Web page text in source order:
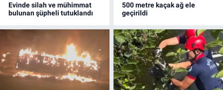
Evinde silah ve mühimmat
bulunan şüpheli tutuklandı
500 metre kaçak ağ ele
geçirildi